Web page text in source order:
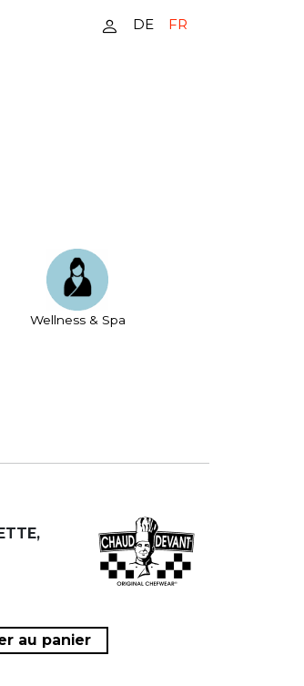
DE FR
Wellness & Spa
à bavette, black denim
au panier